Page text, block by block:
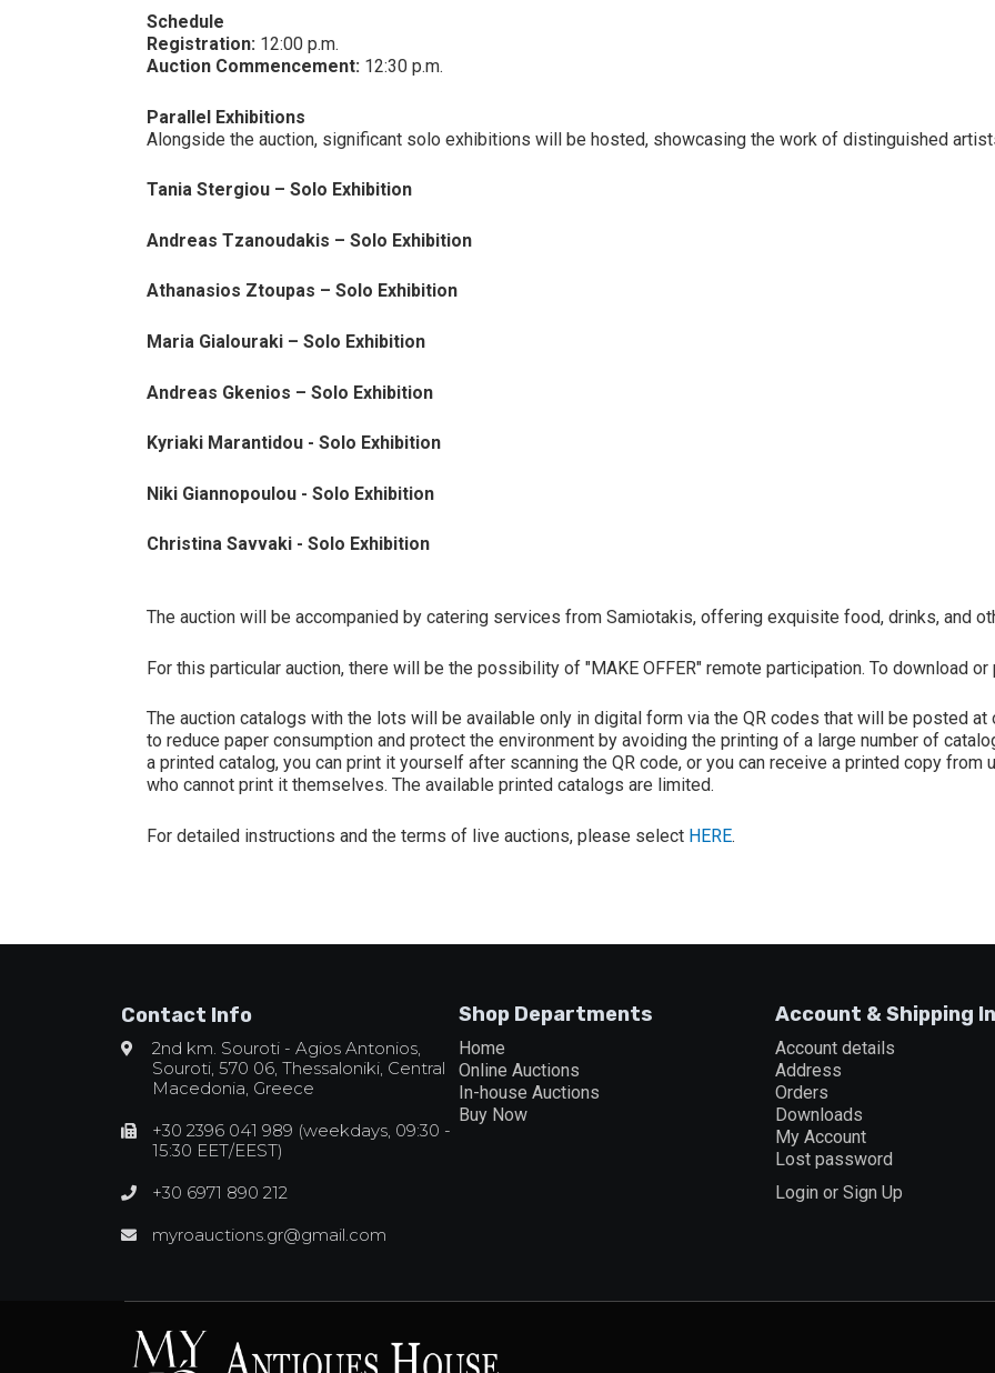
Schedule
Registration: 12:00 p.m.
Auction Commencement: 12:30 p.m.
Parallel Exhibitions
Alongside the auction, significant solo exhibitions will be hosted, showcasing the work of distinguished
Tania Stergiou – Solo Exhibition
Andreas Tzanoudakis – Solo Exhibition
Athanasios Ztoupas – Solo Exhibition
Maria Gialouraki – Solo Exhibition
Andreas Gkenios – Solo Exhibition
Kyriaki Marantidou - Solo Exhibition
Niki Giannopoulou - Solo Exhibition
Christina Savvaki - Solo Exhibition
The auction will be accompanied by catering services from Samiotakis, offering exquisite food, drinks, and
For this particular auction, there will be the possibility of "MAKE OFFER" remote participation. To download
The auction catalogs with the lots will be available only in digital form via the QR codes that will be posted at
to reduce paper consumption and protect the environment by avoiding the printing of a large number of
a printed catalog, you can print it yourself after scanning the QR code, or you can receive a printed copy
who cannot print it themselves. The available printed catalogs are limited.
For detailed instructions and the terms of live auctions, please select HERE.
Contact Info
2nd km. Souroti - Agios Antonios,
Souroti, 570 06, Thessaloniki, Central
Macedonia, Greece
+30 2396 041 989 (weekdays, 09:30 -
15:30 EET/EEST)
+30 6971 890 212
myroauctions.gr@gmail.com
Shop Departments
Home
Online Auctions
In-house Auctions
Buy Now
Account & Shipping
Account details
Address
Orders
Downloads
My Account
Lost password
Login or Sign Up